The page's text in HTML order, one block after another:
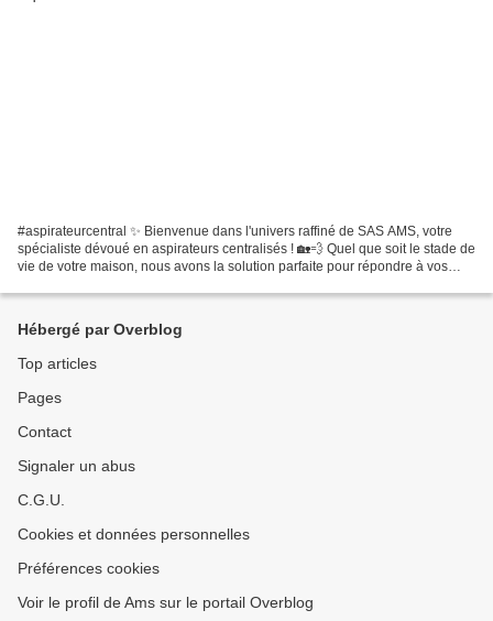
#aspirateurcentral ✨ Bienvenue dans l'univers raffiné de SAS AMS, votre
spécialiste dévoué en aspirateurs centralisés ! 🏡💨 Quel que soit le stade de
vie de votre maison, nous avons la solution parfaite pour répondre à vos
Hébergé par Overblog
Top articles
Pages
Contact
Signaler un abus
C.G.U.
Cookies et données personnelles
Préférences cookies
Voir le profil de Ams sur le portail Overblog